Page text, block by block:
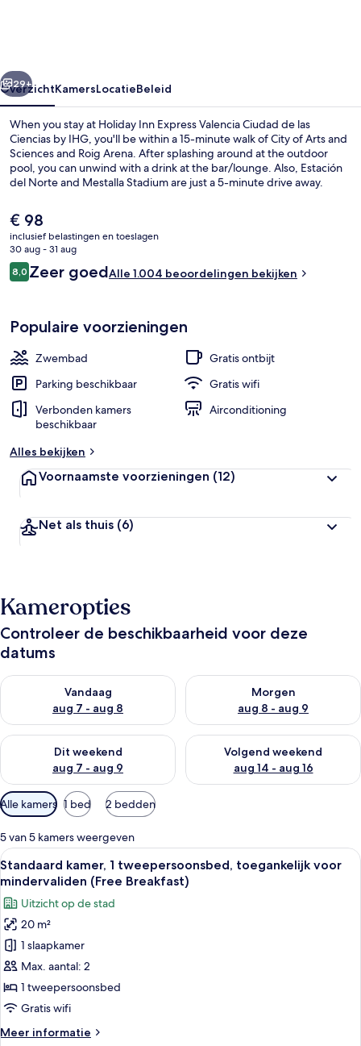
las
Ciencias
by
IHG
Volgende
29+
OverzichtKamersLocatieBeleid
When you stay at Holiday Inn Express Valencia Ciudad de las
Ciencias by IHG, you'll be within a 15-minute walk of City of Arts and
Sciences and Roig Arena. After splashing around at the outdoor
pool, you can unwind with a drink at the bar/lounge. Also, Estación
del Norte and Mestalla Stadium are just a 5-minute drive away.
De
huidige
prijs
is
€ 98
€ 98
inclusief belastingen en toeslagen
30 aug - 31 aug
Beoordelingen
8,08,0 op 10 –
Zeer goedAlle 1.004 beoordelingen bekijken
Populaire voorzieningen
Zwembad
Gratis ontbijt
Parking beschikbaar
Gratis wifi
Verbonden kamers
beschikbaar
Airconditioning
Alles bekijken
Voornaamste voorzieningen (12)
Net als thuis (6)
Kameropties
Controleer de beschikbaarheid voor deze
datums
Vandaag
aug 7 - aug 8
De beschikbaarheid controleren voor vanavond aug 7 - aug 8
Morgen
aug 8 - aug 9
De beschikbaarheid
Dit weekend
aug 7 - aug 9
De beschikbaarheid controleren voor dit weekend aug 7 -
Volgend weekend
aug 14 - aug 16
De beschikbaarheid
Beschikbare
filters
voor
kamers
Alle kamers 1 bed 2 bedden
5 van 5 kamers weergeven
Alle
foto's
voor
Standaard
kamer,
tweepersoonsbed,
toegankelijk
voor
(Free
Een hotelkamer met een groot bed,
5
Standaard kamer, 1 tweepersoonsbed, toegankelijk voor
mindervaliden (Free Breakfast)
Uitzicht op de stad
20 m²
1 slaapkamer
Max. aantal: 2
1 tweepersoonsbed
Gratis wifi
Meer informatie
Meer